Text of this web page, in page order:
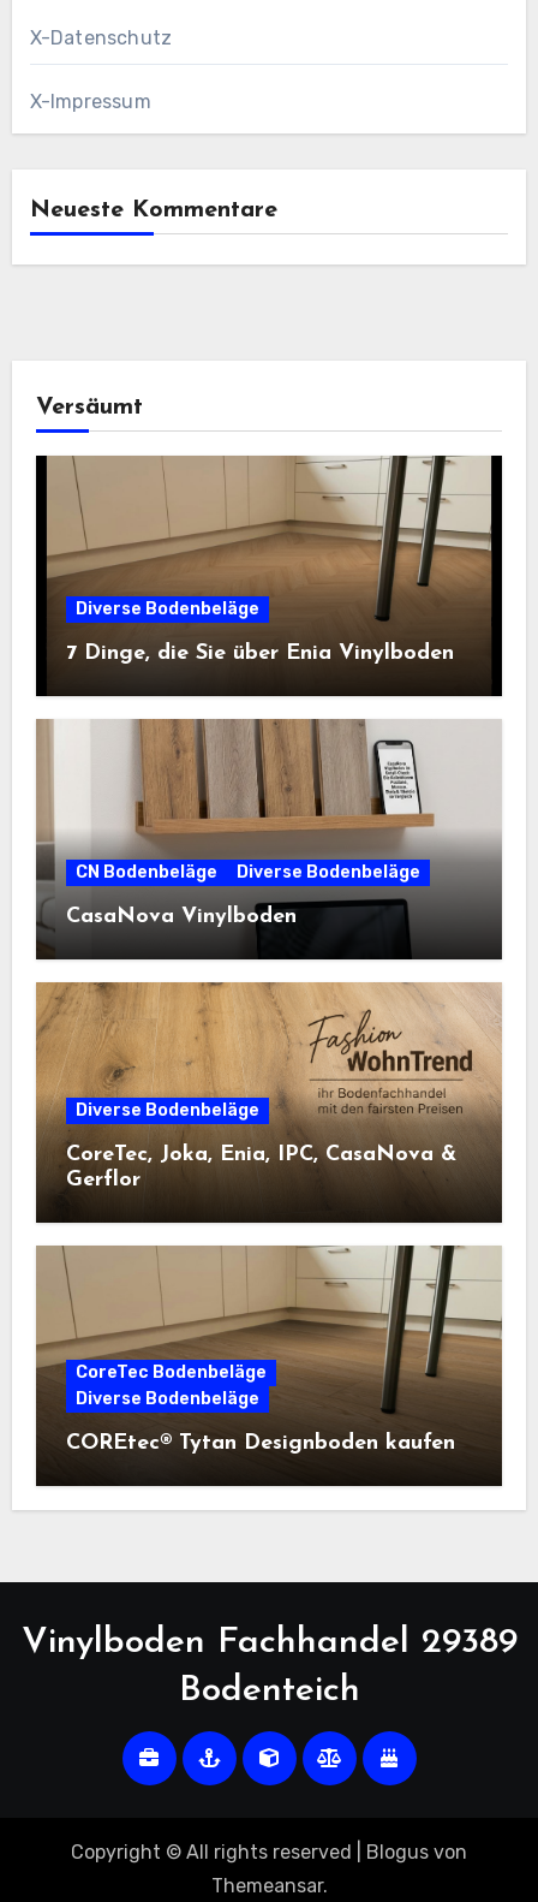
X-Datenschutz
X-Impressum
Neueste Kommentare
Versäumt
Diverse Bodenbeläge
7 Dinge, die Sie über Enia Vinylboden
CN Bodenbeläge Diverse Bodenbeläge
CasaNova Vinylboden
Diverse Bodenbeläge
CoreTec, Joka, Enia, IPC, CasaNova &
Gerflor
CoreTec Bodenbeläge
Diverse Bodenbeläge
COREtec® Tytan Designboden kaufen
Vinylboden Fachhandel 29389
Bodenteich
Copyright © All rights reserved Blogus von
Themeansar.